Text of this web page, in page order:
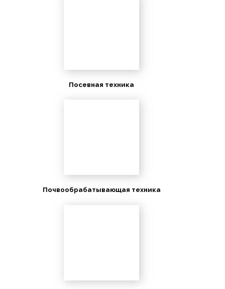
Посевная техника
Почвообрабатывающая техника